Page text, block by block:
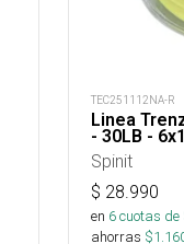
TEC251112NA-R
Linea
- 30LB -
Spinit
$ 28.990
en 6cuotas de
ahorras $